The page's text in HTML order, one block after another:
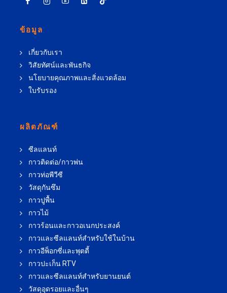
ข้อมูล
เกี่ยวกับเรา
วิสัยทัศน์และพันธกิจ
นโยบายคุณภาพและสิ่งแวดล้อม
ใบรับรอง
ผลิตภัณฑ์
ซีลแลนท์
กาวติดต่อ/กาวพ่น
กาวท่อพีวีซี
วัสดุกันซึม
กาวปูพื้น
กาวไม้
กาวร้อนและกาวอเนกประสงค์
กาวและซีลแลนท์สำหรับใช้ในบ้าน
กาวอีพ็อกซี่และพุตตี้
กาวปะเก็น RTV
กาวและซีลแลนท์สำหรับยานยนต์
วัสดุอุดรอยและอื่นๆ